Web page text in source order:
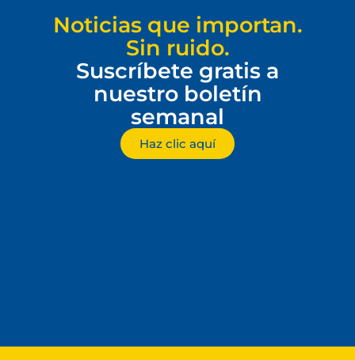
Noticias que importan.
Sin ruido.
Suscríbete gratis a
nuestro boletín
semanal
Haz clic aquí